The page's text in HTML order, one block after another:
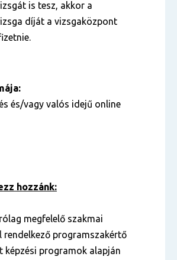
is tesz, akkor a
díját a vizsgaközpont
és/vagy valós idejű online
hozzánk:
megfelelő szakmai
rendelkező programszakértő
képzési programok alapján